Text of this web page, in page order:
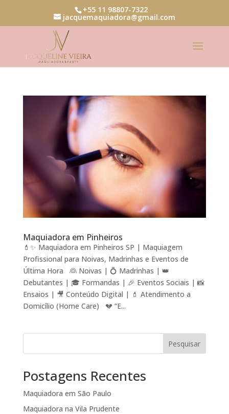
+55 11 98807-7322
jacquemaquiadora@gmail.com
Maquiadora em Pinheiros
💄✨ Maquiadora em Pinheiros SP | Maquiagem
Profissional para Noivas, Madrinhas e Eventos de
Última Hora 👰 Noivas | 💍 Madrinhas | 👑
Debutantes | 🎓 Formandas | 🎉 Eventos Sociais | 📸
Ensaios | 🎥 Conteúdo Digital | 💄 Atendimento a
Domicílio (Home Care) 💔 “E...
Pesquisar
Postagens Recentes
Maquiadora em São Paulo
Maquiadora na Vila Prudente